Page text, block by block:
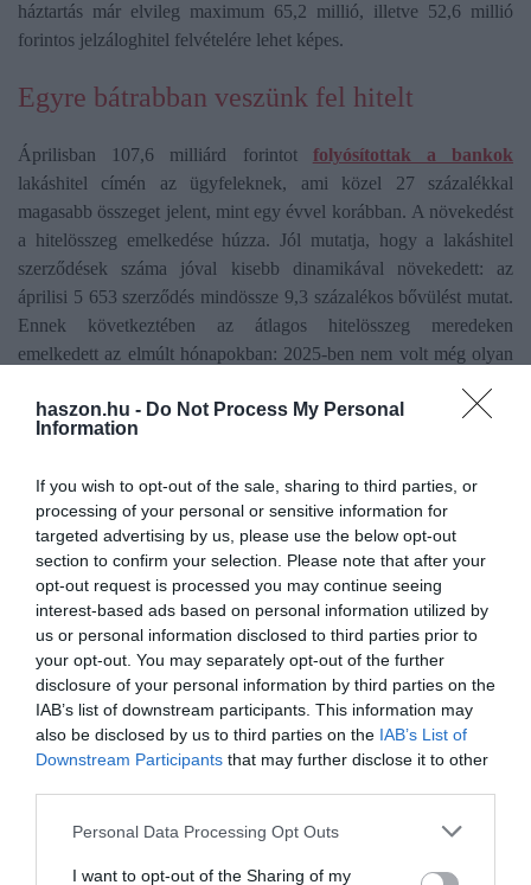
haszon.hu - Do Not Process My Personal
Information
If you wish to opt-out of the sale, sharing to third parties, or
processing of your personal or sensitive information for
targeted advertising by us, please use the below opt-out
section to confirm your selection. Please note that after your
opt-out request is processed you may continue seeing
interest-based ads based on personal information utilized by
us or personal information disclosed to third parties prior to
your opt-out. You may separately opt-out of the further
disclosure of your personal information by third parties on the
IAB’s list of downstream participants. This information may
also be disclosed by us to third parties on the IAB’s List of
Downstream Participants that may further disclose it to other
Please note that this website/app uses one or more Google
not limited to your visit or usage behaviour. You may click to
Personal Data Processing Opt Outs
I want to opt-out of the Sharing of my
háztartás már elvileg maximum 65,2 millió, illetve 52,6 millió
forintos jelzáloghitel felvételére lehet képes.
Egyre bátrabban veszünk fel hitelt
Áprilisban 107,6 milliárd forintot folyósítottak a bankok
lakáshitel címén az ügyfeleknek, ami közel 27 százalékkal
magasabb összeget jelent, mint egy évvel korábban. A növekedést
a hitelösszeg emelkedése húzza. Jól mutatja, hogy a lakáshitel
szerződések száma jóval kisebb dinamikával növekedett: az
áprilisi 5 653 szerződés mindössze 9,3 százalékos bővülést mutat.
Ennek következtében az átlagos hitelösszeg meredeken
emelkedett az elmúlt hónapokban: 2025-ben nem volt még olyan
alatt maradt volna. Az áprilisi 19,03 millió forintos
átlagos
hitelösszeg 16 százalékkal múlja felül a 2024 április értéket.
Olvasd el ezt is!
Nem jogerős, de első körben nyert egy hazai
devizahiteles
Kaphatunk-e hitelt, ha nincs munkánk?
Így kavarhatja fel az ingatlanpiacot az önazonossági
törvény